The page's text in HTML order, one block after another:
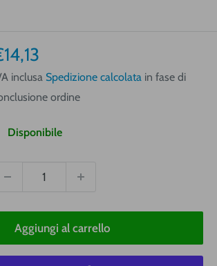
inclusa Spedizione calcolata in fase di
ordine
Disponibile
Aggiungi al carrello